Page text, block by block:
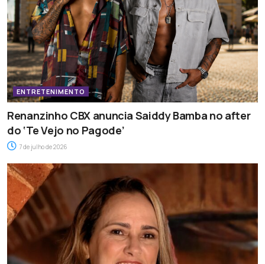
ENTRETENIMENTO
Renanzinho CBX anuncia Saiddy Bamba no after
do ‘Te Vejo no Pagode’
7 de julho de 2026